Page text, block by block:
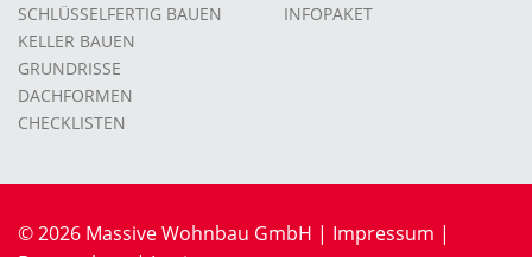
SCHLÜSSELFERTIG BAUEN
KELLER BAUEN
GRUNDRISSE
DACHFORMEN
CHECKLISTEN
INFOPAKET
© 2026 Massive Wohnbau GmbH | Impressum |